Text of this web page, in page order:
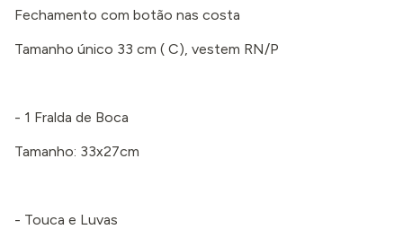
Fechamento com botão nas costa
Tamanho único 33 cm ( C), vestem RN/P
- 1 Fralda de Boca
Tamanho: 33x27cm
- Touca e Luvas